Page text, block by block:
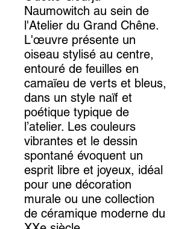
Naumowitch au sein de
l'Atelier du Grand Chêne.
L'œuvre présente un
oiseau stylisé au centre,
entouré de feuilles en
camaïeu de verts et bleus,
dans un style naïf et
poétique typique de
l’atelier. Les couleurs
vibrantes et le dessin
spontané évoquent un
esprit libre et joyeux, idéal
pour une décoration
murale ou une collection
de céramique moderne du